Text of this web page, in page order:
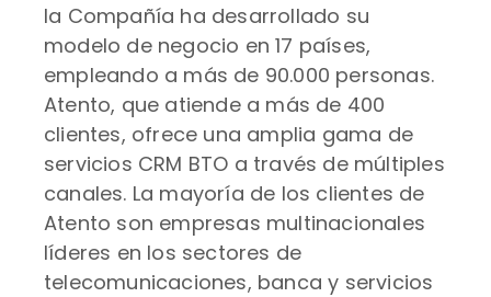
la Compañía ha desarrollado su
modelo de negocio en 17 países,
empleando a más de 90.000 personas.
Atento, que atiende a más de 400
clientes, ofrece una amplia gama de
servicios CRM BTO a través de múltiples
canales. La mayoría de los clientes de
Atento son empresas multinacionales
líderes en los sectores de
telecomunicaciones, banca y servicios